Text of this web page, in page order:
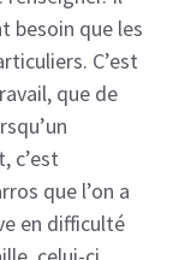
besoin que les
C’est
que de
c’est
que l’on a
en difficulté